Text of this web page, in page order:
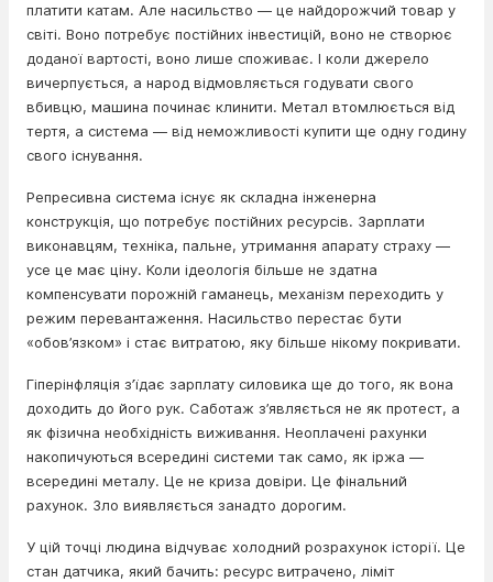
платити катам. Але насильство — це найдорожчий товар у
світі. Воно потребує постійних інвестицій, воно не створює
доданої вартості, воно лише споживає. І коли джерело
вичерпується, а народ відмовляється годувати свого
вбивцю, машина починає клинити. Метал втомлюється від
тертя, а система — від неможливості купити ще одну годину
свого існування.
Репресивна система існує як складна інженерна
конструкція, що потребує постійних ресурсів. Зарплати
виконавцям, техніка, пальне, утримання апарату страху —
усе це має ціну. Коли ідеологія більше не здатна
компенсувати порожній гаманець, механізм переходить у
режим перевантаження. Насильство перестає бути
«обов’язком» і стає витратою, яку більше нікому покривати.
Гіперінфляція з’їдає зарплату силовика ще до того, як вона
доходить до його рук. Саботаж з’являється не як протест, а
як фізична необхідність виживання. Неоплачені рахунки
накопичуються всередині системи так само, як іржа —
всередині металу. Це не криза довіри. Це фінальний
рахунок. Зло виявляється занадто дорогим.
У цій точці людина відчуває холодний розрахунок історії. Це
стан датчика, який бачить: ресурс витрачено, ліміт